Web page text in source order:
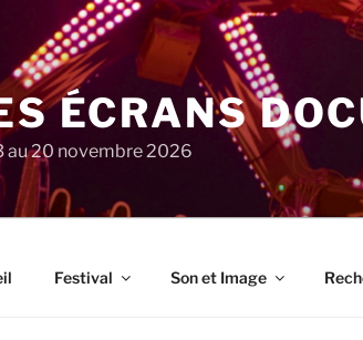
ÉCRANS
au 20 novembre 2026
Festival Son et Image